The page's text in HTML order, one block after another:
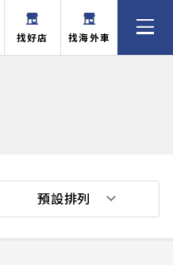
找好店 找海外車
預設排列